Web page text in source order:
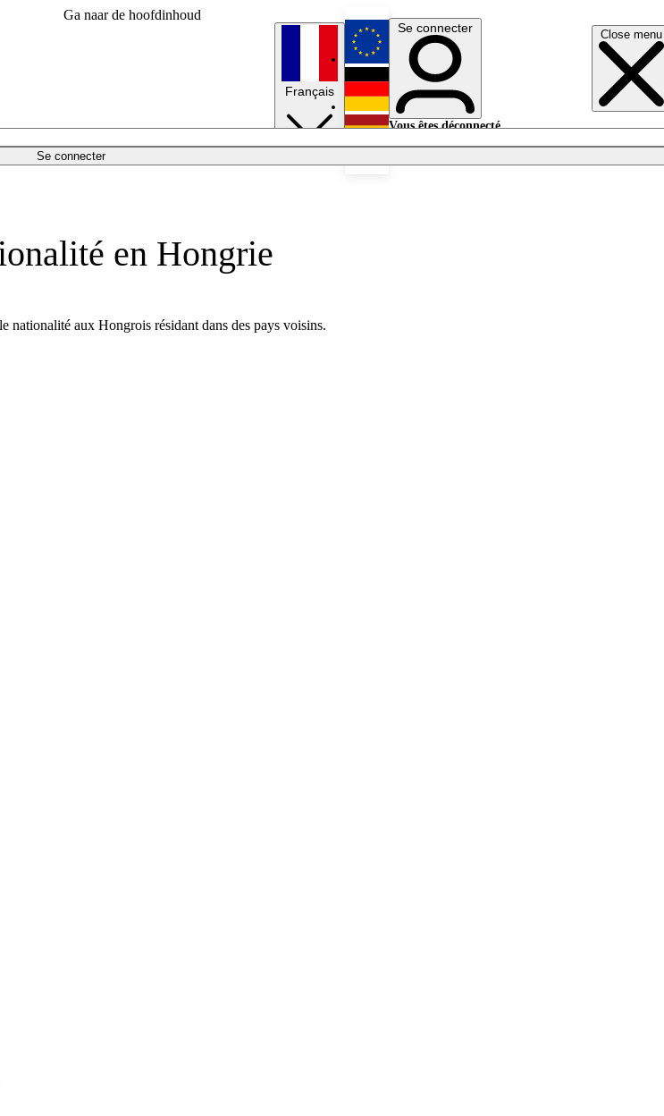
Ga naar de hoofdinhoud
Close menu
Se connecter
Français
English
Deutsch
Se connecter
Vous êtes déconnecté.
en Hongrie
nationalité aux Hongrois résidant dans des pays voisins.